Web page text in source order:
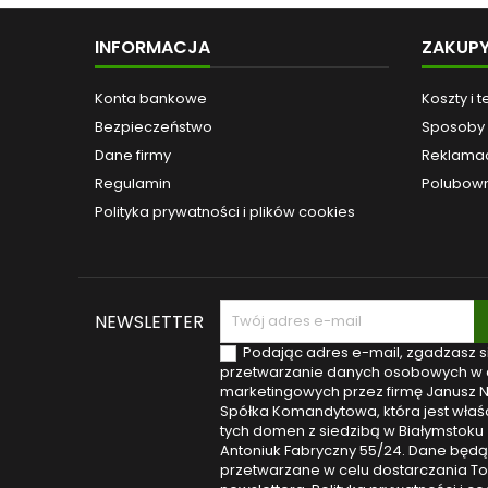
prosty
INFORMACJA
Konta bankowe
Bezpieczeństwo
Dane firmy
Regulamin
Polityka prywatności i plików cookies
Koszty i
Sposoby
NEWSLETTER
Podając adres e-mail, zgadzasz
przetwarzanie danych osobowych w
marketingowych przez firmę Janusz
Spółka Komandytowa, która jest
tych domen z siedzibą w Białymstoku
Antoniuk Fabryczny 55/24. Dane będą
przetwarzane w celu dostarczania